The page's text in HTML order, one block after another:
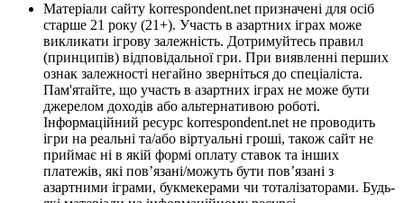
Матеріали сайту korrespondent.net призначені для осіб
старше 21 року (21+). Участь в азартних іграх може
викликати ігрову залежність. Дотримуйтесь правил
(принципів) відповідальної гри. При виявленні перших
ознак залежності негайно зверніться до спеціаліста.
Пам'ятайте, що участь в азартних іграх не може бути
джерелом доходів або альтернативою роботі.
Інформаційний ресурс korrespondent.net не проводить
ігри на реальні та/або віртуальні гроші, також сайт не
приймає ні в якій формі оплату ставок та інших
платежів, які пов’язані/можуть бути пов’язані з
азартними іграми, букмекерами чи тоталізаторами. Будь-